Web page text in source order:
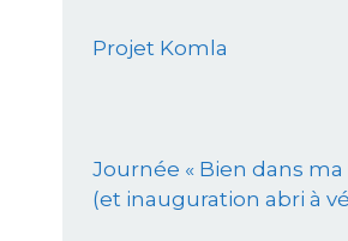
Projet Komla
Journée « Bien dans ma
(et inauguration abri à